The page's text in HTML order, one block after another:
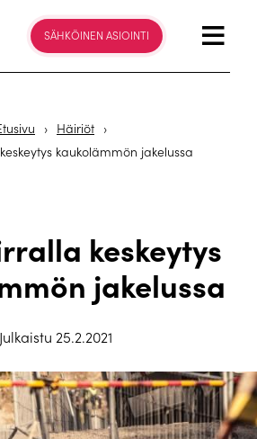
SÄHKÖINEN ASIOINTI
› Häiriöt ›
kaukolämmön jakelussa
keskeytys
jakelussa
Julkaistu 25.2.2021